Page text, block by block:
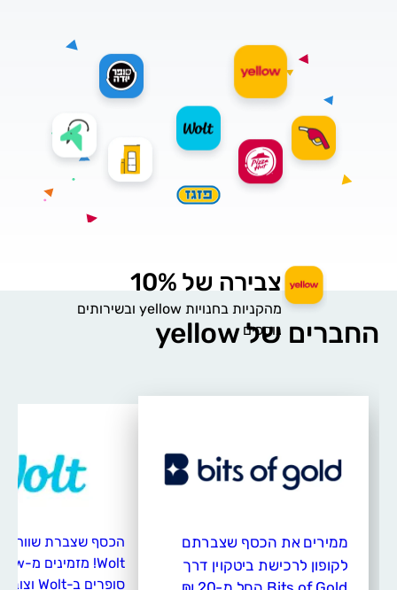
צבירה של 10%
מהקניות בחנויות yellow ובשירותים
נוספים
החברים של yellow
ממירים את הכסף שצברתם
לקופון לרכישת ביטקוין דרך
הכסף שצברת שווה